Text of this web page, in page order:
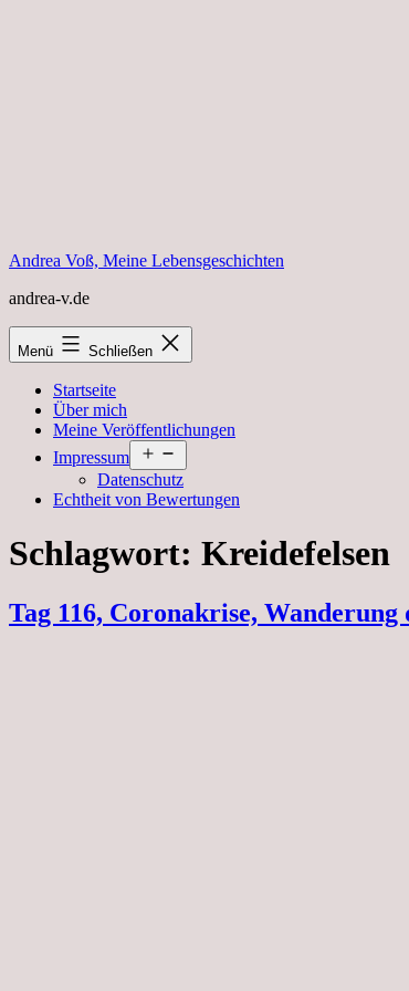
Andrea Voß, Meine Lebensgeschichten
andrea-v.de
Menü Schließen
Startseite
Über mich
Meine Veröffentlichungen
Impressum
öffnen
Datenschutz
Echtheit von Bewertungen
Schlagwort: Kreidefelsen
Tag 116, Coronakrise,